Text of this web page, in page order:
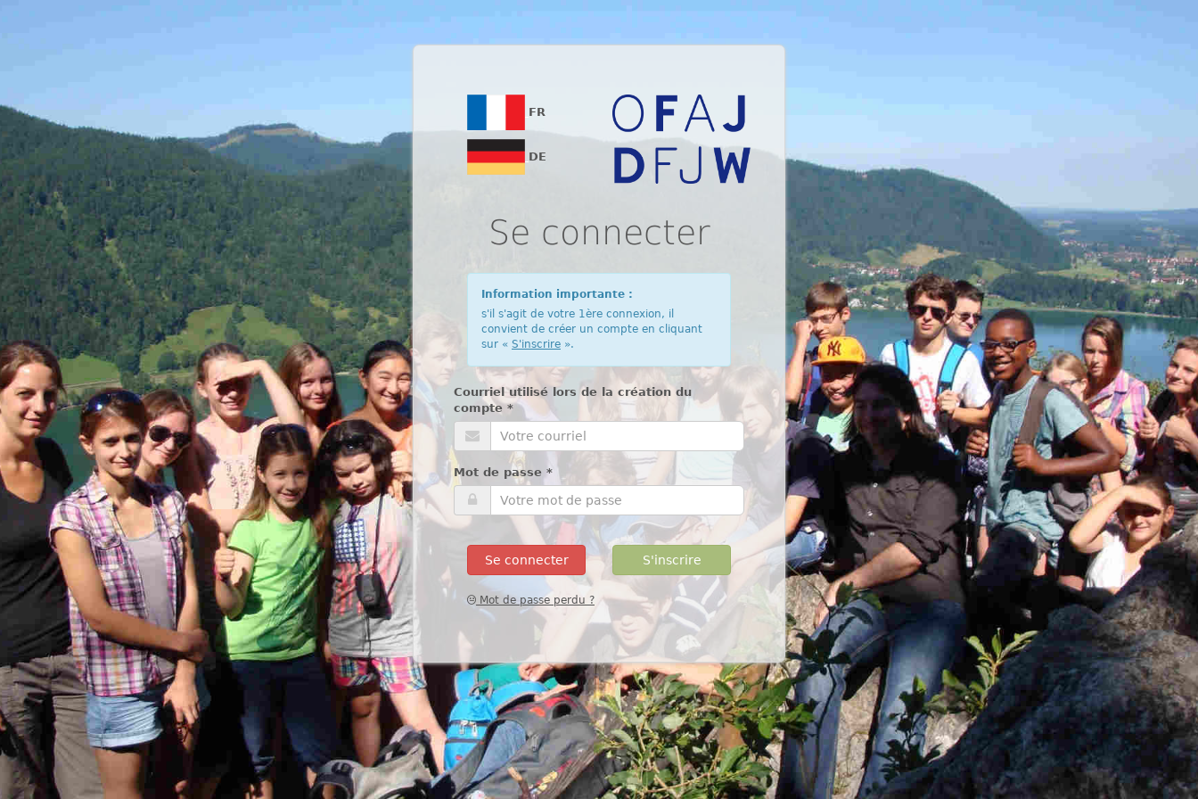
FR
DE
Se connecter
Information importante :
s'il s'agit de votre 1ère connexion, il
convient de créer un compte en cliquant
sur « S'inscrire ».
Courriel utilisé lors de la création du
compte *
Mot de passe *
Se connecter S'inscrire
Mot de passe perdu ?